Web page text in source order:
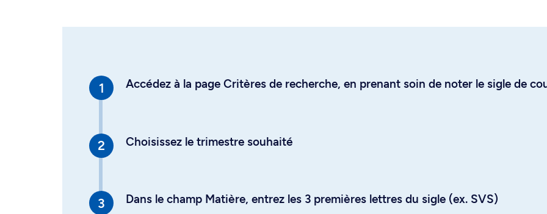
Accédez à la page Critères de recherche, en prenant soin de noter le sigle de
Choisissez le trimestre souhaité
Dans le champ Matière, entrez les 3 premières lettres du sigle (ex. SVS)